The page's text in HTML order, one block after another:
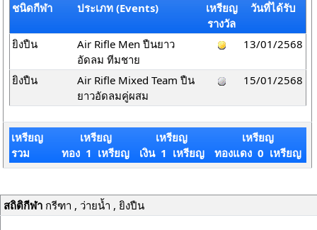
ชนิดกีฬา ประเภท (Events)
เหรียญ
รางวัล
วันที่ได้รับ
ยิงปืน
Air Rifle Men ปืนยาว
อัดลม ทีมชาย
13/01/2568
ยิงปืน
Air Rifle Mixed Team ปืน
ยาวอัดลมคู่ผสม
15/01/2568
เหรียญ
รวม
เหรียญ
ทอง 1 เหรียญ
เหรียญ
เงิน 1 เหรียญ
เหรียญ
ทองแดง 0 เหรียญ
สถิติกีฬากรีฑา , ว่ายน้ำ , ยิงปืน